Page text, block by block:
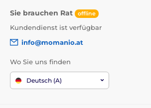
Sie brauchen Rat offline
Kundendienst ist verfügbar
info@momanio.at
Wo Sie uns finden
Deutsch (A)